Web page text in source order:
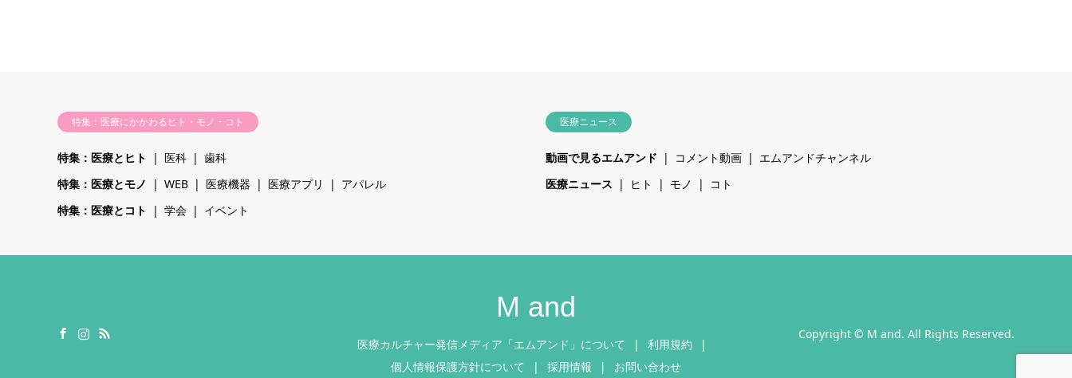
特集：医療にかかわるヒト・モノ・コト
特集：医療とヒト 医科
歯科
特集：医療とモノ
WEB 医療機器 医療アプリ
アパレル
特集：医療とコト
学会 イベント
医療ニュース
動画で見るエムアンド コメント動画
エムアンドチャンネル
医療ニュース
ヒト モノ コト
M and
医療カルチャー発信メディア「エムアンド」について
利用規約
個人情報保護方針について
採用情報 お問い合わせ
Copyright © M and. All Rights Reserved.